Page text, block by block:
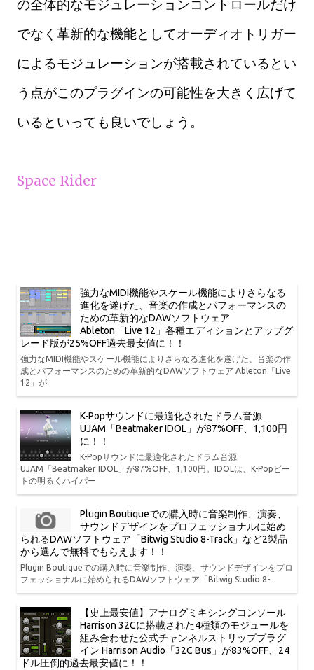
の全体的なモジュレーションコントロールだけ
でなく革新的な機能としてオーディオトリガー
によるモジュレーションが搭載されているとい
う点がこのプラグインの可能性を大きく広げて
いるといっても良いでしょう。
Space Rider
強力なMIDI機能やスケール機能によりさらなる
進化を遂げた、音楽の作成とパフォーマンスの
ための革新的なDAWソフトウェア
Ableton「Live 12」各種エディションとアップグ
レード版が25%OFF過去最安値に！！
強力なMIDI機能やスケール機能によりさらなる進化を遂げた、音楽の作
成とパフォーマンスのための革新的なDAWソフトウェア Ableton「Live
12」が
K-Popサウンドに最適化されたドラム音源
UJAM「Beatmaker IDOL」が87%OFF、1,100円
に！！
K-Popサウンドに最適化されたドラム音源
UJAM「Beatmaker IDOL」が87%OFF、1,100円。IDOLは、K-Popビー
トの明るくハイパー
Plugin Boutiqueでの購入時に音楽制作、演奏、
サウンドデザインをプロフェッショナルに始め
られるDAWソフトウェア「Bitwig Studio 8-Track」など2製品
から選んで無料でもらえます！！
Plugin Boutiqueでの購入時に音楽制作、演奏、サウンドデザインをプロ
フェッショナルに始められるDAWソフトウェア「Bitwig Studio 8-
【史上最安値】アナログミキシングコンソール
Harrison 32Cに搭載された4種類のモジュールを
組み合わせた公式チャンネルストリッププラグ
イン Harrison Audio「32C Bus」が83%OFF、24
ドル圧倒的過去最安値に！！